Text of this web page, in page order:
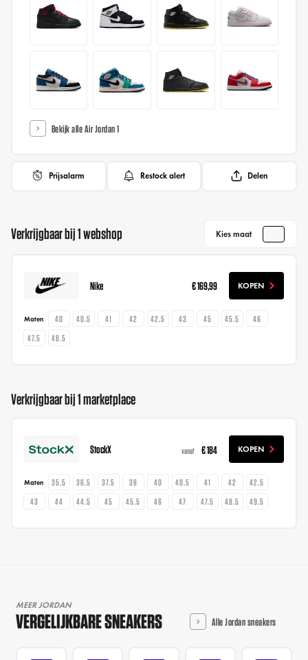
Bekijk alle Air Jordan 1
Prijsalarm Restock alert Delen
Verkrijgbaar bij 1 webshop Kies maat
Nike € 169,99 KOPEN
Maten 40 40.5 41 42 42.5 43 45 45.5
46
47.5
48.5
Verkrijgbaar bij 1 marketplace
StockX vanaf € 184 KOPEN
Maten 35.5 36.5 37.5 38 40 40.5 41 42
42.5
43
44 44.5 45 45.5 46 47 47.5 48.5 49.5
MEER JORDAN
VERGELIJKBARE SNEAKERS Alle Jordan sneakers